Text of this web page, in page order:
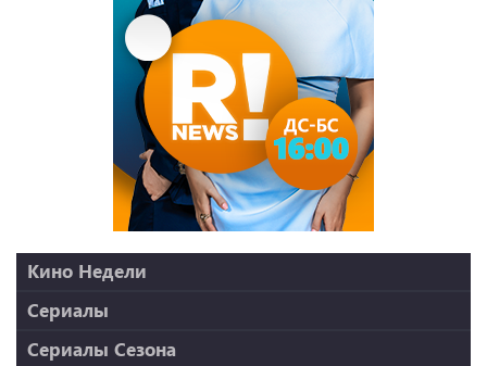
Кино Недели
Миссия: невыполнима
Рыцарь дня
Сериалы
Бақытсыздар бағы
Сериалы Сезона